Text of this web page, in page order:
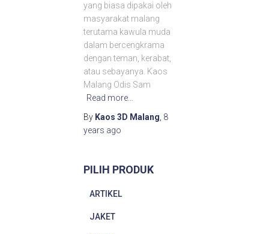
yang biasa dipakai oleh
masyarakat malang
terutama kawula muda
dalam bercengkrama
dengan teman, kerabat,
atau sebayanya. Kaos
Malang Odis Sam
Read more…
By Kaos 3D Malang, 8
years ago
PILIH PRODUK
ARTIKEL
JAKET